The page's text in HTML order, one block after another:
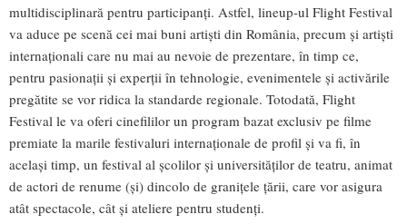
multidisciplinară pentru participanți. Astfel, lineup-ul Flight Festival
va aduce pe scenă cei mai buni artiști din România, precum și artiști
internaționali care nu mai au nevoie de prezentare, în timp ce,
pentru pasionații și experții în tehnologie, evenimentele și activările
pregătite se vor ridica la standarde regionale. Totodată, Flight
Festival le va oferi cinefililor un program bazat exclusiv pe filme
premiate la marile festivaluri internaționale de profil și va fi, în
același timp, un festival al școlilor și universităților de teatru, animat
de actori de renume (și) dincolo de granițele țării, care vor asigura
atât spectacole, cât și ateliere pentru studenți.